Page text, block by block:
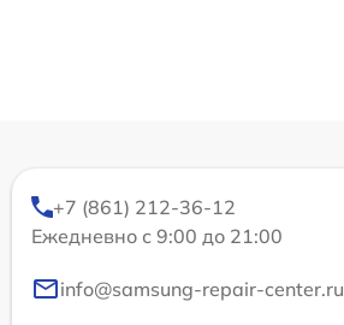
+7 (861) 212-36-12
Ежедневно с 9:00 до 21:00
info@samsung-repair-center.ru